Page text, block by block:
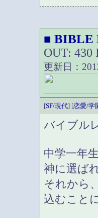
■ BIBLE
OUT: 430
更新日：
[SF/現代] [恋愛/学
バイブル
中学一年
神に選ば
それから
込むこと